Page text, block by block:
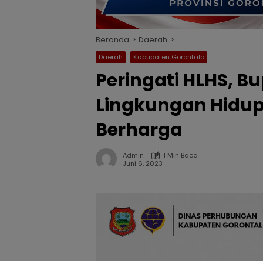
Beranda Daerah
Daerah Kabupaten Gorontalo
Peringati HLHS,
Lingkungan
Berharga
Admin
1 Min Baca
Juni 6, 2023